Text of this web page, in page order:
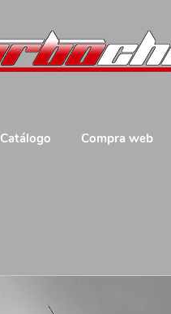
Catálogo Compra web